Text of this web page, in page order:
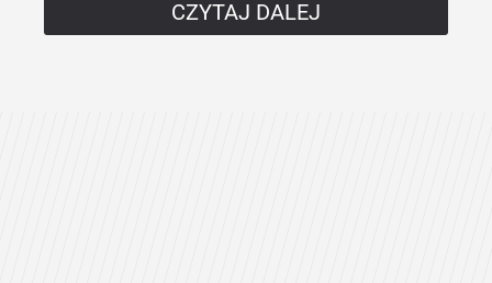
CZYTAJ DALEJ